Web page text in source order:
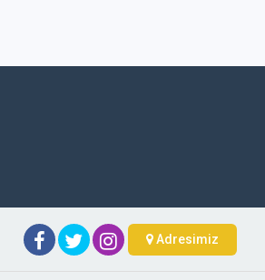
Adresimiz